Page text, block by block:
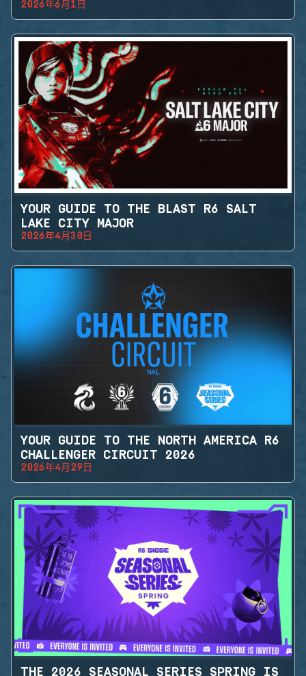
2026年6月1日
YOUR GUIDE TO THE BLAST R6 SALT
LAKE CITY MAJOR
2026年4月30日
YOUR GUIDE TO THE NORTH AMERICA R6
CHALLENGER CIRCUIT 2026
2026年4月29日
THE 2026 SEASONAL SERIES SPRING IS